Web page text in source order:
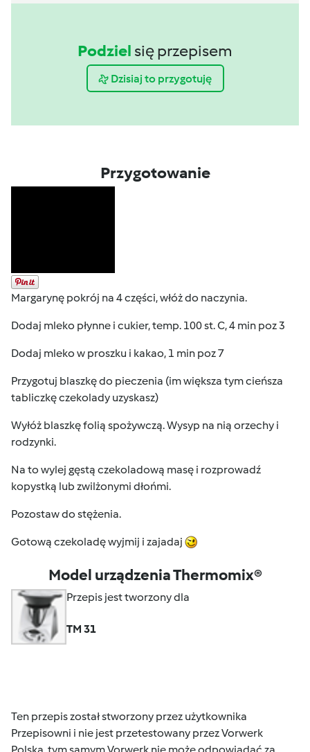
Podziel się przepisem
Dzisiaj to przygotuję
Przygotowanie
Margarynę pokrój na 4 części, włóż do naczynia.
Dodaj mleko płynne i cukier, temp. 100 st. C, 4 min poz 3
Dodaj mleko w proszku i kakao, 1 min poz 7
Przygotuj blaszkę do pieczenia (im większa tym cieńsza
tabliczkę czekolady uzyskasz)
Wyłóż blaszkę folią spożywczą. Wysyp na nią orzechy i
rodzynki.
Na to wylej gęstą czekoladową masę i rozprowadź
kopystką lub zwilżonymi dłońmi.
Pozostaw do stężenia.
Gotową czekoladę wyjmij i zajadaj
Model urządzenia Thermomix®
Przepis jest tworzony dla
TM 31
Ten przepis został stworzony przez użytkownika
Przepisowni i nie jest przetestowany przez Vorwerk
Polska, tym samym Vorwerk nie może odpowiadać za